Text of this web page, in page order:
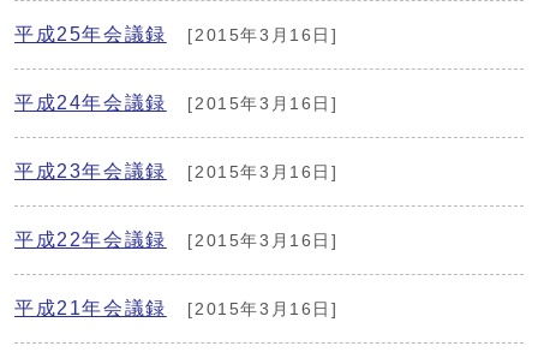
平成25年会議録 [2015年3月16日]
平成24年会議録 [2015年3月16日]
平成23年会議録 [2015年3月16日]
平成22年会議録 [2015年3月16日]
平成21年会議録 [2015年3月16日]